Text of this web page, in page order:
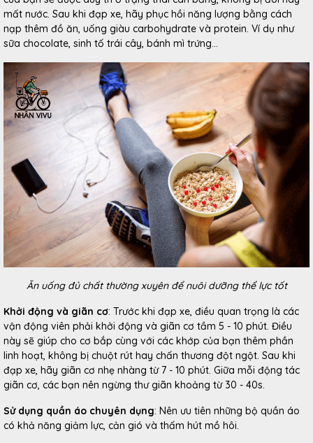
mất nước. Sau khi đạp xe, hãy phục hồi năng lượng bằng cách
nạp thêm đồ ăn, uống giàu carbohydrate và protein. Ví dụ như
sữa chocolate, sinh tố trái cây, bánh mì trứng…
Ăn uống đủ chất thường xuyên để nuôi dưỡng thể lực tốt
Khởi động và giãn cơ: Trước khi đạp xe, điều quan trọng là các
vận động viên phải khởi động và giãn cơ tầm 5 - 10 phút. Điều
này sẽ giúp cho cơ bắp cùng với các khớp của bạn thêm phần
linh hoạt, không bị chuột rút hay chấn thương đột ngột. Sau khi
đạp xe, hãy giãn cơ nhẹ nhàng từ 7 - 10 phút. Giữa mỗi động tác
giãn cơ, các bạn nên ngừng thư giãn khoảng từ 30 - 40s.
Sử dụng quần áo chuyên dụng: Nên ưu tiên những bộ quần áo
có khả năng giảm lực, cản gió và thấm hút mồ hôi.